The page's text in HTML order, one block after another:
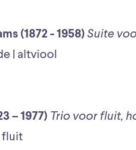
(1872 - 1958) Suite
| altviool
– 1977) Trio voor fluit,
fluit